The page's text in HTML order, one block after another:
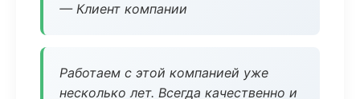
— Клиент компании
Работаем с этой компанией уже
несколько лет. Всегда качественно и